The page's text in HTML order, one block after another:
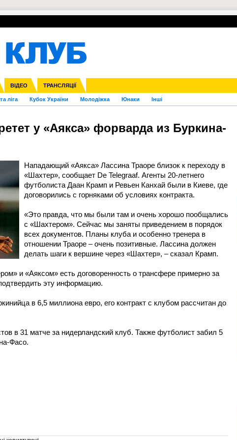
ВІДЕО ТРАНСЛЯЦІЇ
ліга Кубок України Молодіжка Юнаки Інші
Ліга націй Ліга конференцій
ІншіЧЄ-2015 (U-21)
УПЛ-ПЕРЕХОДИ
у «Аякса» форварда из Буркина-
Нападающий «Аякса» Лассина Траоре близок к переходу в
«Шахтер», сообщает De Telegraaf. Агенты 20-летнего
футболиста Даан Крамп и Ревьен Канхай были в Киеве, где
договорились с горняками об условиях контракта.
«Это правда, что мы были там и очень хорошо пообщались
с «Шахтером». Сейчас мы заняты приведением в порядок
всех документов. Планы клуба и особенно тренера в
отношении Траоре – очень позитивные. Лассина должен
делать шаги к вершине через «Шахтер», – сказал Крамп.
и «Аяксом» есть договоренность о трансфере примерно за
эту информацию.
в 6,5 миллиона евро, его контракт с клубом рассчитан до
в 31 матче за нидерландский клуб. Также футболист забил 5
Фасо.